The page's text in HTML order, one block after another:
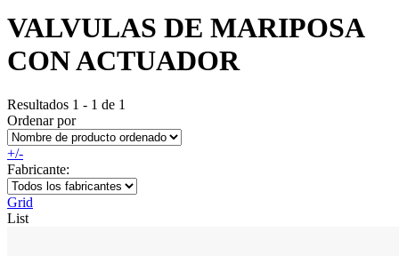
VALVULAS DE MARIPOSA
CON ACTUADOR
Resultados 1 - 1 de 1
Ordenar por
+/-
Fabricante:
Grid
List